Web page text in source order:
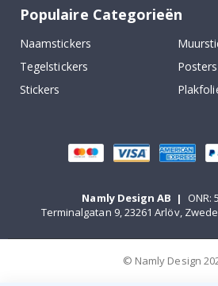
Populaire Categorieën
Naamstickers
Tegelstickers
Posters
Stickers
Namly Design AB |
ONR:
Terminalgatan 9, 23261 Arlöv,
© Namly Design